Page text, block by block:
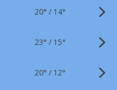
20° / 14°
23° / 15°
20° / 12°